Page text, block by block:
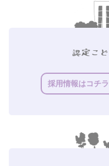
採用情報はコチラ